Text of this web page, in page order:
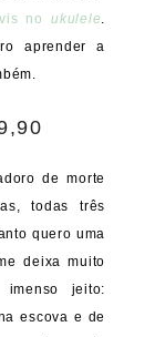
noukulele.
aprender a
de morte
todas três
quero uma
deixa muito
jeito:
escova e de